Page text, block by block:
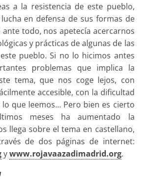
a la resistencia de este pueblo,
en defensa de sus formas de
todo, nos apetecía acercarnos
y prácticas de algunas de las
pueblo. Si no lo hicimos antes
problemas que implica la
tema, que nos coge lejos, con
accesible, con la dificultad
que leemos… Pero bien es cierto
meses ha aumentado la
llega sobre el tema en castellano,
de dos páginas de internet:
ywww.rojavaazadimadrid.org.